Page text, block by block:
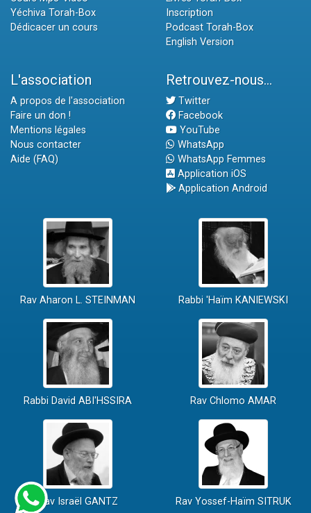
Yéchiva Torah-Box
Dédicacer un cours
Inscription
Podcast Torah-Box
English Version
L'association
A propos de l'association
Faire un don !
Mentions légales
Nous contacter
Aide (FAQ)
Retrouvez-nous...
Twitter
Facebook
YouTube
WhatsApp
WhatsApp Femmes
Application iOS
Application Android
Rav Aharon L. STEINMAN Rabbi 'Haïm KANIEWSKI
Rabbi David ABI'HSSIRA Rav Chlomo AMAR
Rav Israël GANTZ Rav Yossef-Haïm SITRUK